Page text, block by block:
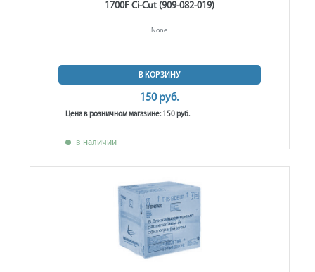
1700F Ci-Cut (909-082-019)
None
В КОРЗИНУ
150 руб.
Цена в розничном магазине: 150 руб.
в наличии